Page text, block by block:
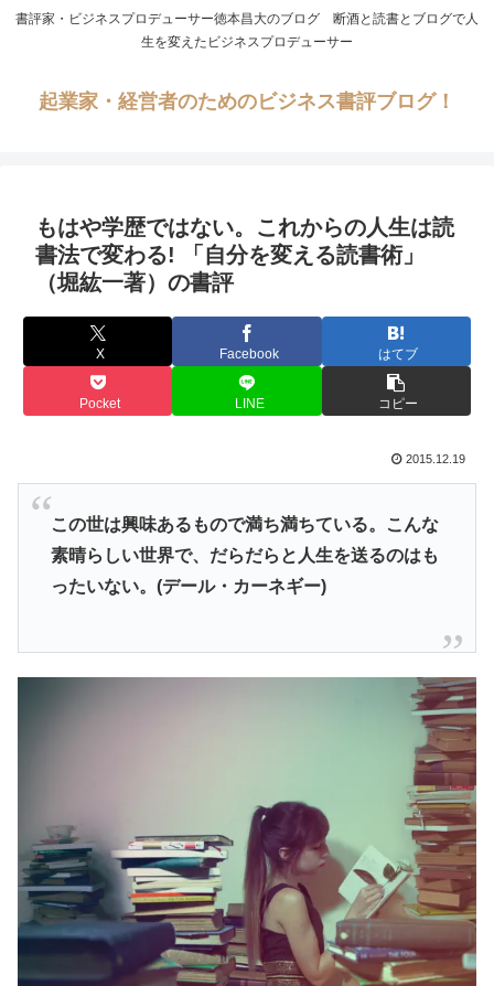
書評家・ビジネスプロデューサー徳本昌大のブログ 断酒と読書とブログで人
生を変えたビジネスプロデューサー
起業家・経営者のためのビジネス書評ブログ！
もはや学歴ではない。これからの人生は読
書法で変わる! 「自分を変える読書術」
（堀紘一著）の書評
X Facebook はてブ
Pocket LINE コピー
2015.12.19
この世は興味あるもので満ち満ちている。こんな
素晴らしい世界で、だらだらと人生を送るのはも
ったいない。(デール・カーネギー)